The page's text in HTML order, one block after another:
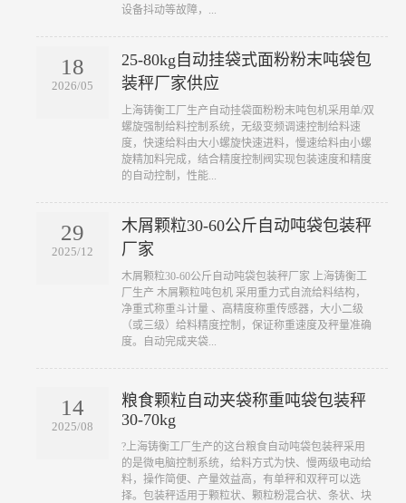
设备抖动等故障，...
18
2026/05
25-80kg自动挂袋式面粉粉末吨袋包
装秤厂家供应
上海铸衡工厂生产自动挂袋面粉粉末吨包机采用单/双
螺旋强制给料控制系统，无级变频调速控制给料速
度，快速给料由大小螺旋快速进料，慢速给料由小螺
旋精加料完成，结合精度控制阀实现包装速度和精度
的自动控制，性能...
29
2025/12
木屑颗粒30-60公斤自动吨袋包装秤
厂家
木屑颗粒30-60公斤自动吨袋包装秤厂家 上海铸衡工
厂生产 木屑颗粒吨包机 采用重力式自流给料结构，
净重式称重斗计量 、高精度称重传感器，大小二级
（或三级）给料精度控制，保证称重速度及秤量准确
度。自动完成夹袋...
14
2025/08
粮食颗粒自动夹袋称重吨袋包装秤
30-70kg
?上海铸衡工厂生产的这台粮食自动吨袋包装秤采用
的是微电脑控制系统，给料方式为快、慢两级电动给
料，操作简便、产量效益高，有单秤和双秤可以选
择。包装秤适用于颗粒状、颗粒粉混合状、条状、块